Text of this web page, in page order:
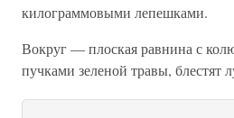
килограммовыми лепешками.
Вокруг — плоская равнина с
пучками зеленой травы, блестят